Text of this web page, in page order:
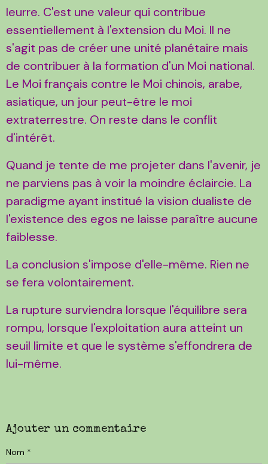
leurre. C'est une valeur qui contribue
essentiellement à l'extension du Moi. Il ne
s'agit pas de créer une unité planétaire mais
de contribuer à la formation d'un Moi national.
Le Moi français contre le Moi chinois, arabe,
asiatique, un jour peut-être le moi
extraterrestre. On reste dans le conflit
d'intérêt.
Quand je tente de me projeter dans l'avenir, je
ne parviens pas à voir la moindre éclaircie. La
paradigme ayant institué la vision dualiste de
l'existence des egos ne laisse paraître aucune
faiblesse.
La conclusion s'impose d'elle-même. Rien ne
se fera volontairement.
La rupture surviendra lorsque l'équilibre sera
rompu, lorsque l'exploitation aura atteint un
seuil limite et que le système s'effondrera de
lui-même.
Ajouter un commentaire
Nom